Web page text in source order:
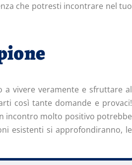
che potresti incontrare nel tuo
vivere veramente e sfruttare al
così tante domande e provaci!
incontro molto positivo potrebbe
esistenti si approfondiranno, le